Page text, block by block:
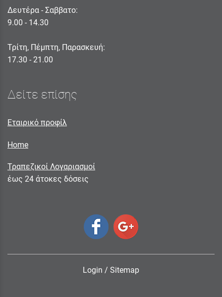
Δευτέρα - Σαββατο:
9.00 - 14.30
Τρίτη, Πέμπτη, Παρασκευή:
17.30 - 21.00
Δείτε επίσης
Εταιρικό προφίλ
Home
Τραπεζικοί Λογαριασμοί
έως 24 άτοκες δόσεις
Login / Sitemap